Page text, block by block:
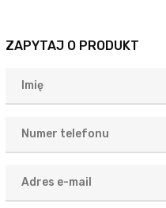
ZAPYTAJ O PRODUKT